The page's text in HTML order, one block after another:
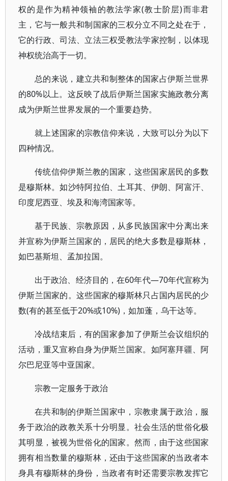
权的是作为精神领袖的教法学家(教士阶层)而非君
主，它与一般共和制国家的三权分立不同之处在于，
它的行政、司法、立法三权受教法学家控制，以体现
神权统治高于一切。
总的来说，建立共和制整体的国家占伊斯兰世界
的80%以上。这反映了战后伊斯兰国家实施政教分离
成为伊斯兰世界发展的一个重要趋势。
就上述国家的宗教信仰来说，大致可以分为以下
四种情况。
传统信仰伊斯兰教的国家，这些国家居民的多数
是穆斯林。如沙特阿拉伯、土耳其、伊朗、阿富汗、
印度尼西亚、埃及和海湾国家等。
基于民族、宗教原因，从多民族国家中分离出来
并宣称为伊斯兰国家的，居民的绝大多数是穆斯林，
如巴基斯坦、孟加拉国。
出于政治、经济目的，在60年代—70年代宣称为
伊斯兰国家的。这些国家的穆斯林只占国内居民的少
数(有的甚至低于20%或10%)，如加蓬，乌干达等。
冷战结束后，有的国家参加了伊斯兰会议组织的
活动，重又宣称自身为伊斯兰国家。如阿塞拜疆、阿
尔巴尼亚等中亚国家。
宗教一定服务于政治
在共和制的伊斯兰国家中，宗教隶属于政治，服
务于政治的政教关系十分明显。社会生活的世俗化极
其明显，被视为世俗化的国家。然而，由于这些国家
拥有相当数量的穆斯林，还由于这些国家的当政者本
身具有穆斯林的身份，当政者有时还需要宗教发挥它